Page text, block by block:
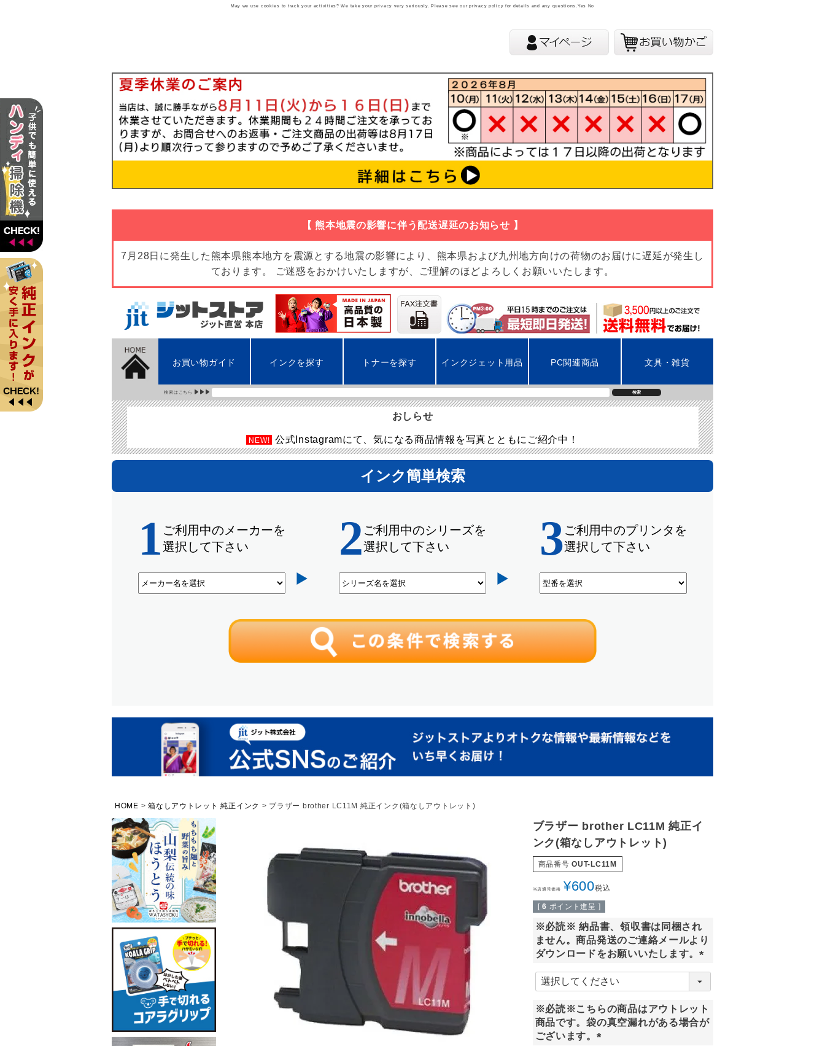
【 熊本地震の影響に伴う配送遅延のお知らせ 】
7月28日に発生した熊本県熊本地方を震源とする地震の影響により、熊本県および九州地方向けの荷物のお届けに遅延が発生し
ております。 ご迷惑をおかけいたしますが、ご理解のほどよろしくお願いいたします。
お買い物ガイド インクを探す トナーを探す インクジェット用品 PC関連商品 文具・雑貨
検索はこちら 検索
おしらせ
NEW! 公式Instagramにて、気になる商品情報を写真とともにご紹介中！
HOME 箱なしアウトレット 純正インク ブラザー brother LC11M 純正インク(箱なしアウトレット)
ブラザー brother LC11M 純正イ
ンク(箱なしアウトレット)
商品番号 OUT-LC11M
当店通常価格 ¥600税込
[ 6 ポイント進呈 ]
※必読※ 納品書、領収書は同梱され
ません。商品発送のご連絡メールより
ダウンロードをお願いいたします。
(
必
※必読※こちらの商品はアウトレット
商品です。袋の真空漏れがある場合が
ございます。
May we use cookies to track your activities? We take your privacy very seriously. Please see our privacy policy for details and any questions.Yes No